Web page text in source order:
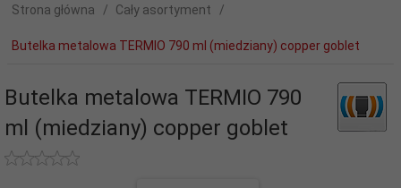
Strona główna Cały asortyment
Butelka metalowa TERMIO 790 ml (miedziany) copper goblet
Butelka metalowa TERMIO 790
ml (miedziany) copper goblet